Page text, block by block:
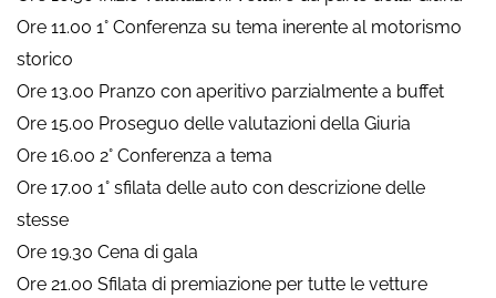
Ore 11.00 1° Conferenza su tema inerente al motorismo
storico
Ore 13.00 Pranzo con aperitivo parzialmente a buffet
Ore 15.00 Proseguo delle valutazioni della Giuria
Ore 16.00 2° Conferenza a tema
Ore 17.00 1° sfilata delle auto con descrizione delle
stesse
Ore 19.30 Cena di gala
Ore 21.00 Sfilata di premiazione per tutte le vetture